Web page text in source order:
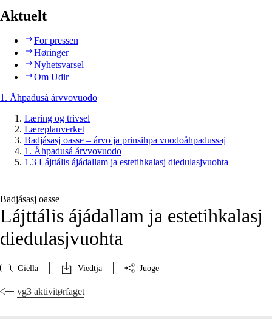
Aktuelt
For pressen
Høringer
Nyhetsvarsel
Om Udir
1. Åhpadusá árvvovuodo
Læring og trivsel
Læreplanverket
Badjásasj oasse – árvo ja prinsihpa vuodoåhpadussaj
1. Åhpadusá árvvovuodo
1.3 Lájttális ájádallam ja estetihkalasj diedulasjvuohta
Badjásasj oasse
Lájttális ájádallam ja estetihkalasj
diedulasjvuohta
Giella Viedtja Juoge
vg3 aktivitørfaget